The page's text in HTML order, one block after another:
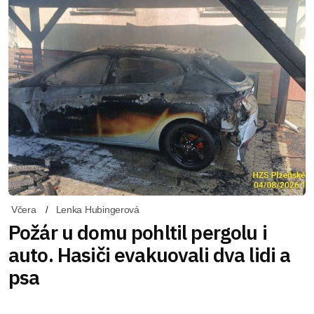
Včera Lenka Hubingerová
Požár u domu pohltil pergolu i
auto. Hasiči evakuovali dva lidi a
psa